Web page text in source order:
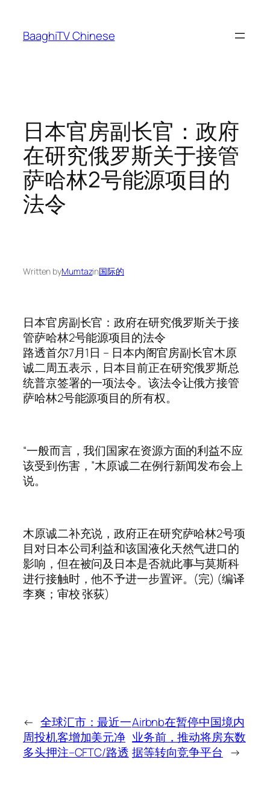
content
BaaghiTV Chinese
日本官房副长官：政府
在研究俄罗斯关于接管
萨哈林2号能源项目的
法令
Written byMumtazin国际的
日本官房副长官：政府在研究俄罗斯关于接
管萨哈林2号能源项目的法令
路透首尔7月1日 – 日本内阁官房副长官木原
诚二周五表示，日本目前正在研究俄罗斯总
统普京签署的一项法令。该法令让俄方接管
萨哈林2号能源项目的所有权。
“一般而言，我们国家在资源方面的利益不应
该受到伤害，”木原诚二在例行新闻发布会上
说。
木原诚二补充说，政府正在研究萨哈林2号项
目对日本公司利益和该国液化天然气进口的
影响，但在被问及日本是否就此事与莫斯科
进行接触时，他不予进一步置评。(完) (编译
李爽；审校 张荻)
← 全球汇市：最近一
周投机客增加美元净
多头押注–CFTC/路透
Airbnb在暂停中国境内
业务前，推动将房东数
据等转向竞争平台 →